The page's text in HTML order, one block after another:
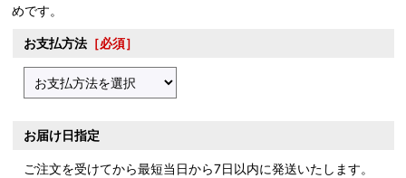
めです。
お支払方法 ［必須］
お届け日指定
ご注文を受けてから最短当日から7日以内に発送いたします。